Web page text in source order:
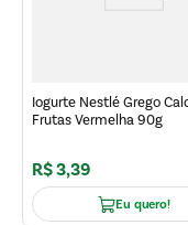
Iogurte Nestlé Grego
Frutas Vermelha 90g
R$3,39
Eu quero!